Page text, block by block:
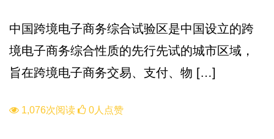
中国跨境电子商务综合试验区是中国设立的跨
境电子商务综合性质的先行先试的城市区域，
旨在跨境电子商务交易、支付、物 […]
1,076次阅读 0人点赞